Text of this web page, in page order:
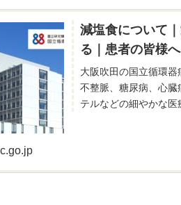
減塩食について
る｜患者の皆様
大阪吹田の国立循環器
不整脈、糖尿病、心
テルなどの細やかな医